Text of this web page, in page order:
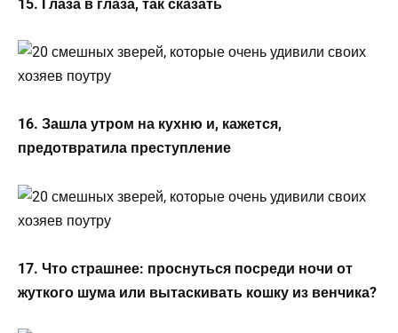
15. Глаза в глаза, так сказать
16. Зашла утром на кухню и, кажется,
предотвратила преступление
17. Что страшнее: проснуться посреди ночи от
жуткого шума или вытаскивать кошку из венчика?